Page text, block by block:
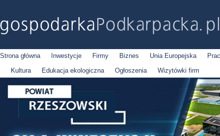
Strona główna Inwestycje Firmy Biznes Unia Europejska
Kultura
Edukacja ekologiczna Ogłoszenia Wizytówki firm